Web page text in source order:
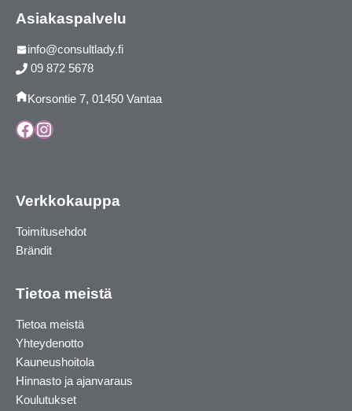
Asiakaspalvelu
info@consultlady.fi
09 872 5678
Korsontie 7, 01450 Vantaa
Facebook
Instagram
Verkkokauppa
Toimitusehdot
Brändit
Tietoa meistä
Tietoa meistä
Yhteydenotto
Kauneushoitola
Hinnasto ja ajanvaraus
Koulutukset